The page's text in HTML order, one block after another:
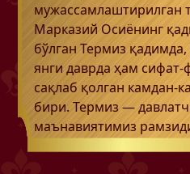
мужассамлаштирилган
Марказий Осиёнинг
бўлган Термиз қадимда,
янги даврда ҳам сифат-
сақлаб қолган камдан-
бири. Термиз —
маънавиятимиз